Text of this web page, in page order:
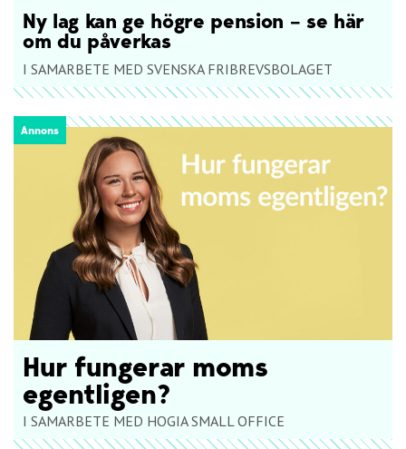
Ny lag kan ge högre pension – se här
om du påverkas
I SAMARBETE MED SVENSKA FRIBREVSBOLAGET
Annons
Hur fungerar moms
egentligen?
I SAMARBETE MED HOGIA SMALL OFFICE